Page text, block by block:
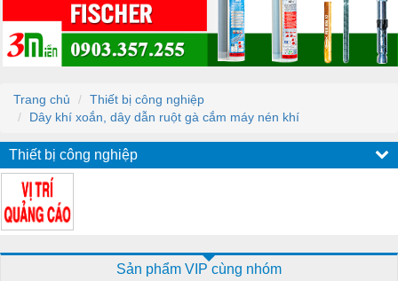
Trang chủ
Thiết bị công nghiệp
Dây khí xoắn, dây dẫn ruột gà cắm máy nén khí
Thiết bị công nghiệp
Sản phẩm VIP cùng nhóm